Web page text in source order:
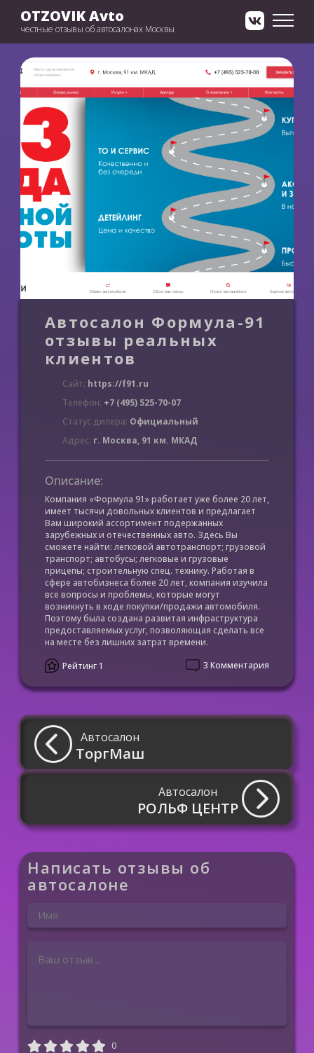
OTZOVIK Avto
честные отзывы об автосалонах Москвы
Автосалон Формула-91
отзывы реальных
клиентов
Сайт: https://f91.ru
Телефон: +7 (495) 525-70-07
Статус дилера: Официальный
Адрес: г. Москва, 91 км. МКАД
Описание:
Компания «Формула 91» работает уже более 20 лет,
имеет тысячи довольных клиентов и предлагает
Вам широкий ассортимент подержанных
зарубежных и отечественных авто. Здесь Вы
сможете найти: легковой автотранспорт; грузовой
транспорт; автобусы; легковые и грузовые
прицепы; строительную спец. технику. Работая в
сфере автобизнеса более 20 лет, компания изучила
все вопросы и проблемы, которые могут
возникнуть в ходе покупки/продажи автомобиля.
Поэтому была создана развитая инфраструктура
предоставляемых услуг, позволяющая сделать все
на месте без лишних затрат времени.
Рейтинг 1
3 Комментария
Автосалон
ТоргМаш
Автосалон
РОЛЬФ ЦЕНТР
Написать отзывы об
автосалоне
0